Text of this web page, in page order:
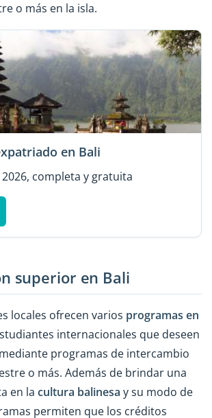
o más en la isla.
en Bali
completa y gratuita
superior en Bali
locales ofrecen varios programas en
internacionales que deseen
programas de intercambio
o más. Además de brindar una
en la cultura balinesa y su modo de
permiten que los créditos